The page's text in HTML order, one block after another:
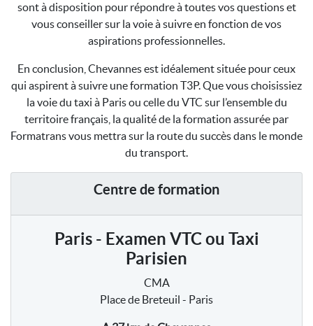
sont à disposition pour répondre à toutes vos questions et
vous conseiller sur la voie à suivre en fonction de vos
aspirations professionnelles.
En conclusion, Chevannes est idéalement située pour ceux
qui aspirent à suivre une formation T3P. Que vous choisissiez
la voie du taxi à Paris ou celle du VTC sur l’ensemble du
territoire français, la qualité de la formation assurée par
Formatrans vous mettra sur la route du succès dans le monde
du transport.
Centre de formation
Paris - Examen VTC ou Taxi
Parisien
CMA
Place de Breteuil - Paris